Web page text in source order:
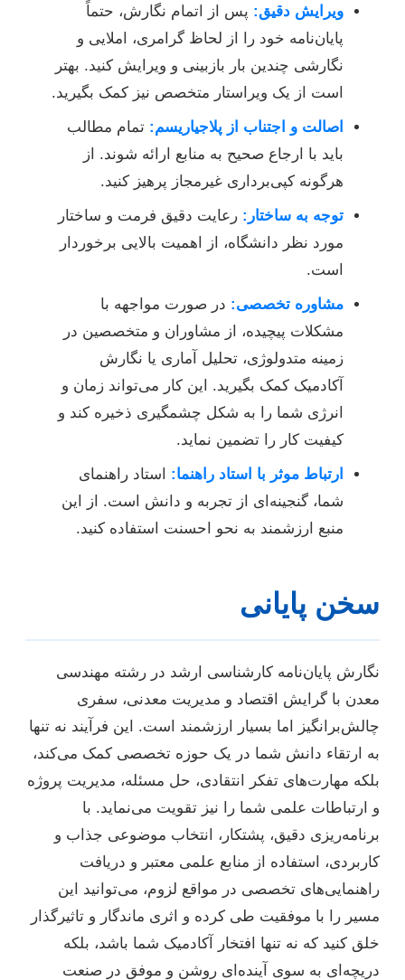
ویرایش دقیق: پس از اتمام نگارش، حتماً
پایان‌نامه خود را از لحاظ گرامری، املایی و
نگارشی چندین بار بازبینی و ویرایش کنید. بهتر
است از یک ویراستار متخصص نیز کمک بگیرید.
اصالت و اجتناب از پلاجیاریسم: تمام مطالب
باید با ارجاع صحیح به منابع ارائه شوند. از
هرگونه کپی‌برداری غیرمجاز پرهیز کنید.
توجه به ساختار: رعایت دقیق فرمت و ساختار
مورد نظر دانشگاه، از اهمیت بالایی برخوردار
است.
مشاوره تخصصی: در صورت مواجهه با
مشکلات پیچیده، از مشاوران و متخصصین در
زمینه متدولوژی، تحلیل آماری یا نگارش
آکادمیک کمک بگیرید. این کار می‌تواند زمان و
انرژی شما را به شکل چشمگیری ذخیره کند و
کیفیت کار را تضمین نماید.
ارتباط موثر با استاد راهنما: استاد راهنمای
شما، گنجینه‌ای از تجربه و دانش است. از این
منبع ارزشمند به نحو احسنت استفاده کنید.
سخن پایانی
نگارش پایان‌نامه کارشناسی ارشد در رشته مهندسی
معدن با گرایش اقتصاد و مدیریت معدنی، سفری
چالش‌برانگیز اما بسیار ارزشمند است. این فرآیند نه تنها
به ارتقاء دانش شما در یک حوزه تخصصی کمک می‌کند،
بلکه مهارت‌های تفکر انتقادی، حل مسئله، مدیریت پروژه
و ارتباطات علمی شما را نیز تقویت می‌نماید. با
برنامه‌ریزی دقیق، پشتکار، انتخاب موضوعی جذاب و
کاربردی، استفاده از منابع علمی معتبر و دریافت
راهنمایی‌های تخصصی در مواقع لزوم، می‌توانید این
مسیر را با موفقیت طی کرده و اثری ماندگار و تاثیرگذار
خلق کنید که نه تنها افتخار آکادمیک شما باشد، بلکه
دریچه‌ای به سوی آینده‌ای روشن و موفق در صنعت